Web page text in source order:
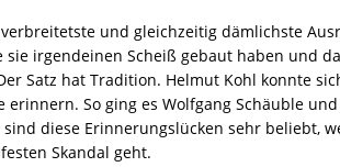
und gleichzeitig dämlichste
sie irgendeinen Scheiß gebaut haben und
Satz hat Tradition. Helmut Kohl konnte
erinnern. So ging es Wolfgang Schäuble
sind diese Erinnerungslücken sehr beliebt,
Skandal geht.